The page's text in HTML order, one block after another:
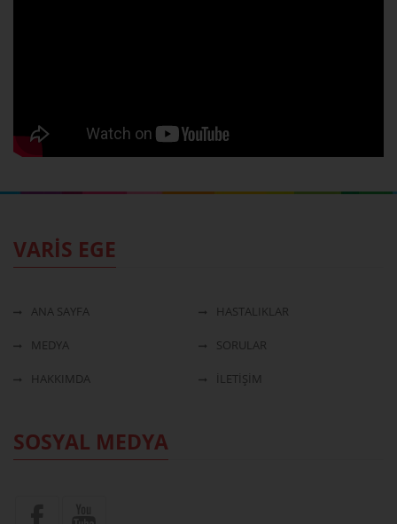
VARİS EGE
ANA SAYFA HASTALIKLAR
MEDYA SORULAR
HAKKIMDA İLETİŞİM
SOSYAL MEDYA